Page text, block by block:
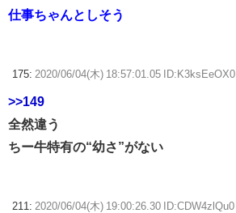
仕事ちゃんとしそう
175: 2020/06/04(木) 18:57:01.05 ID:K3ksEeOX0
>>149
全然違う
ちー牛特有の“幼さ”がない
211: 2020/06/04(木) 19:00:26.30 ID:CDW4zlQu0